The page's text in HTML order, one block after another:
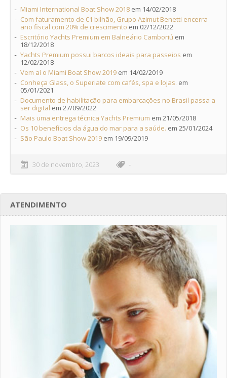
Miami International Boat Show 2018 em 14/02/2018
Com faturamento de €1 bilhão, Grupo Azimut Benetti encerra
ano fiscal com 20% de crescimento em 02/12/2022
Escritório Yachts Premium em Balneário Camboriú em
18/12/2018
Yachts Premium possui barcos ideais para passeios em
12/02/2018
Vem aí o Miami Boat Show 2019 em 14/02/2019
Conheça Glass, o Superiate com cafés, spa e lojas. em
05/01/2021
Documento de habilitação para embarcações no Brasil passa a
ser digital em 27/09/2022
Mais uma entrega técnica Yachts Premium em 21/05/2018
Os 10 benefícios da água do mar para a saúde. em 25/01/2024
São Paulo Boat Show 2019 em 19/09/2019
30 de novembro, 2023 -
ATENDIMENTO